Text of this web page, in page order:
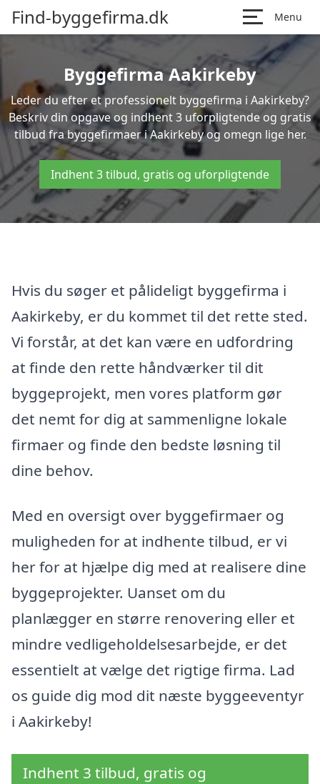
Find-byggefirma.dk Menu
Byggefirma Aakirkeby
Leder du efter et professionelt byggefirma i Aakirkeby?
Beskriv din opgave og indhent 3 uforpligtende og gratis
tilbud fra byggefirmaer i Aakirkeby og omegn lige her.
Indhent 3 tilbud, gratis og uforpligtende
Hvis du søger et pålideligt byggefirma i
Aakirkeby, er du kommet til det rette sted.
Vi forstår, at det kan være en udfordring
at finde den rette håndværker til dit
byggeprojekt, men vores platform gør
det nemt for dig at sammenligne lokale
firmaer og finde den bedste løsning til
dine behov.
Med en oversigt over byggefirmaer og
muligheden for at indhente tilbud, er vi
her for at hjælpe dig med at realisere dine
byggeprojekter. Uanset om du
planlægger en større renovering eller et
mindre vedligeholdelsesarbejde, er det
essentielt at vælge det rigtige firma. Lad
os guide dig mod dit næste byggeeventyr
i Aakirkeby!
Indhent 3 tilbud, gratis og